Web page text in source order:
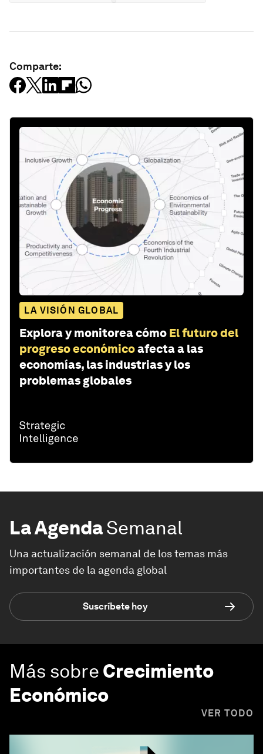
Comparte:
LA VISIÓN GLOBAL
Explora y monitorea cómo El futuro del
progreso económicoafecta a las
economías, las industrias y los
problemas globales
La AgendaSemanal
Una actualización semanal de los temas más
importantes de la agenda global
Suscríbete hoy
Más sobre Crecimiento
Económico
VER TODO